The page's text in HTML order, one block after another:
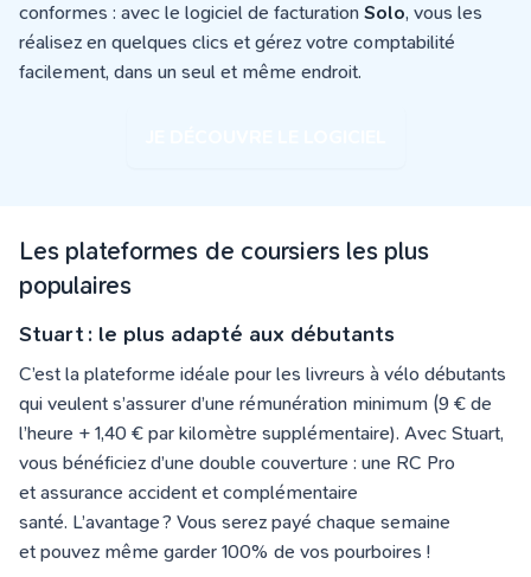
conformes : avec le logiciel de facturation Solo, vous les
réalisez en quelques clics et gérez votre comptabilité
facilement, dans un seul et même endroit.
Les plateformes de coursiers les plus
populaires
Stuart : le plus adapté aux débutants
C’est la plateforme idéale pour les livreurs à vélo débutants
qui veulent s’assurer d’une rémunération minimum (9 € de
l’heure + 1,40 € par kilomètre supplémentaire). Avec Stuart,
vous bénéficiez d’une double couverture : une RC Pro
et assurance accident et complémentaire
santé. L’avantage ? Vous serez payé chaque semaine
et pouvez même garder 100% de vos pourboires !